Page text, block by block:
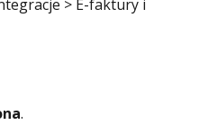
> E-faktury i
.